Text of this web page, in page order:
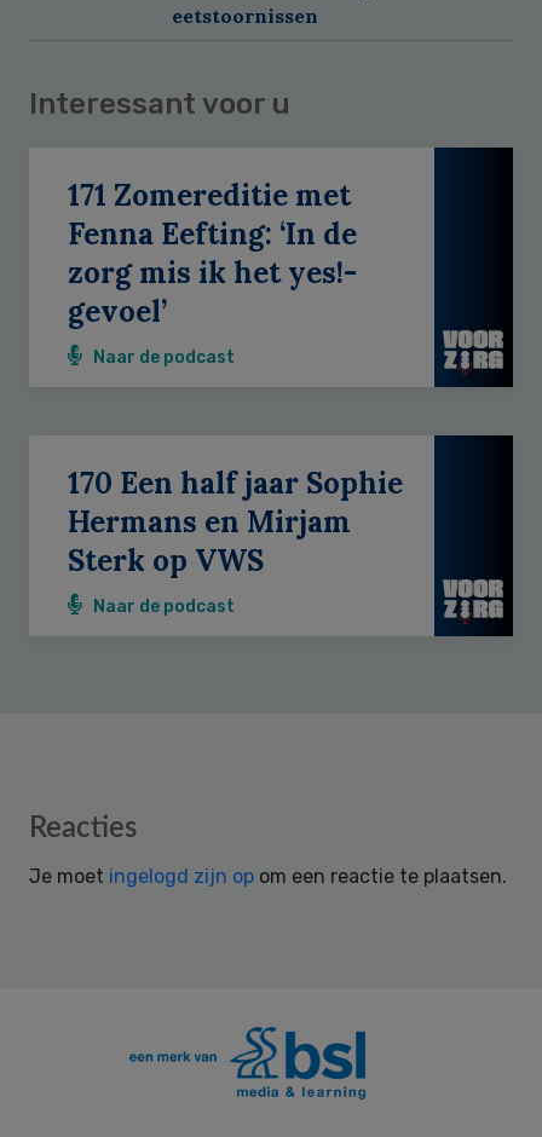
eetstoornissen
Interessant voor u
171 Zomereditie met
Fenna Eefting: ‘In de
zorg mis ik het yes!-
gevoel’
Naar de podcast
170 Een half jaar Sophie
Hermans en Mirjam
Sterk op VWS
Naar de podcast
Reader
Reacties
Je moet ingelogd zijn op om een reactie te plaatsen.